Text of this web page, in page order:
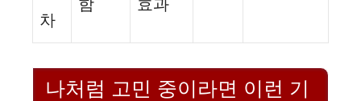
차
함
효과
나처럼 고민 중이라면 이런 기